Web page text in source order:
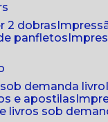
2 dobras
panfletos
demanda livro
e apostilas
livros sob